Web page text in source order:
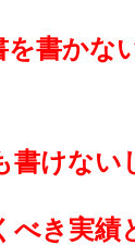
を書かな
けない
べき実績